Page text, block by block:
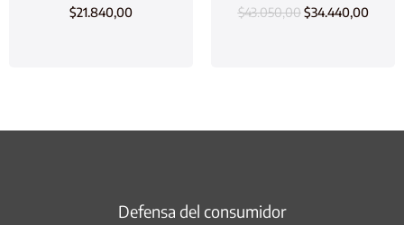
$21.840,00 $43.050,00 $34.440,00
Defensa del consumidor